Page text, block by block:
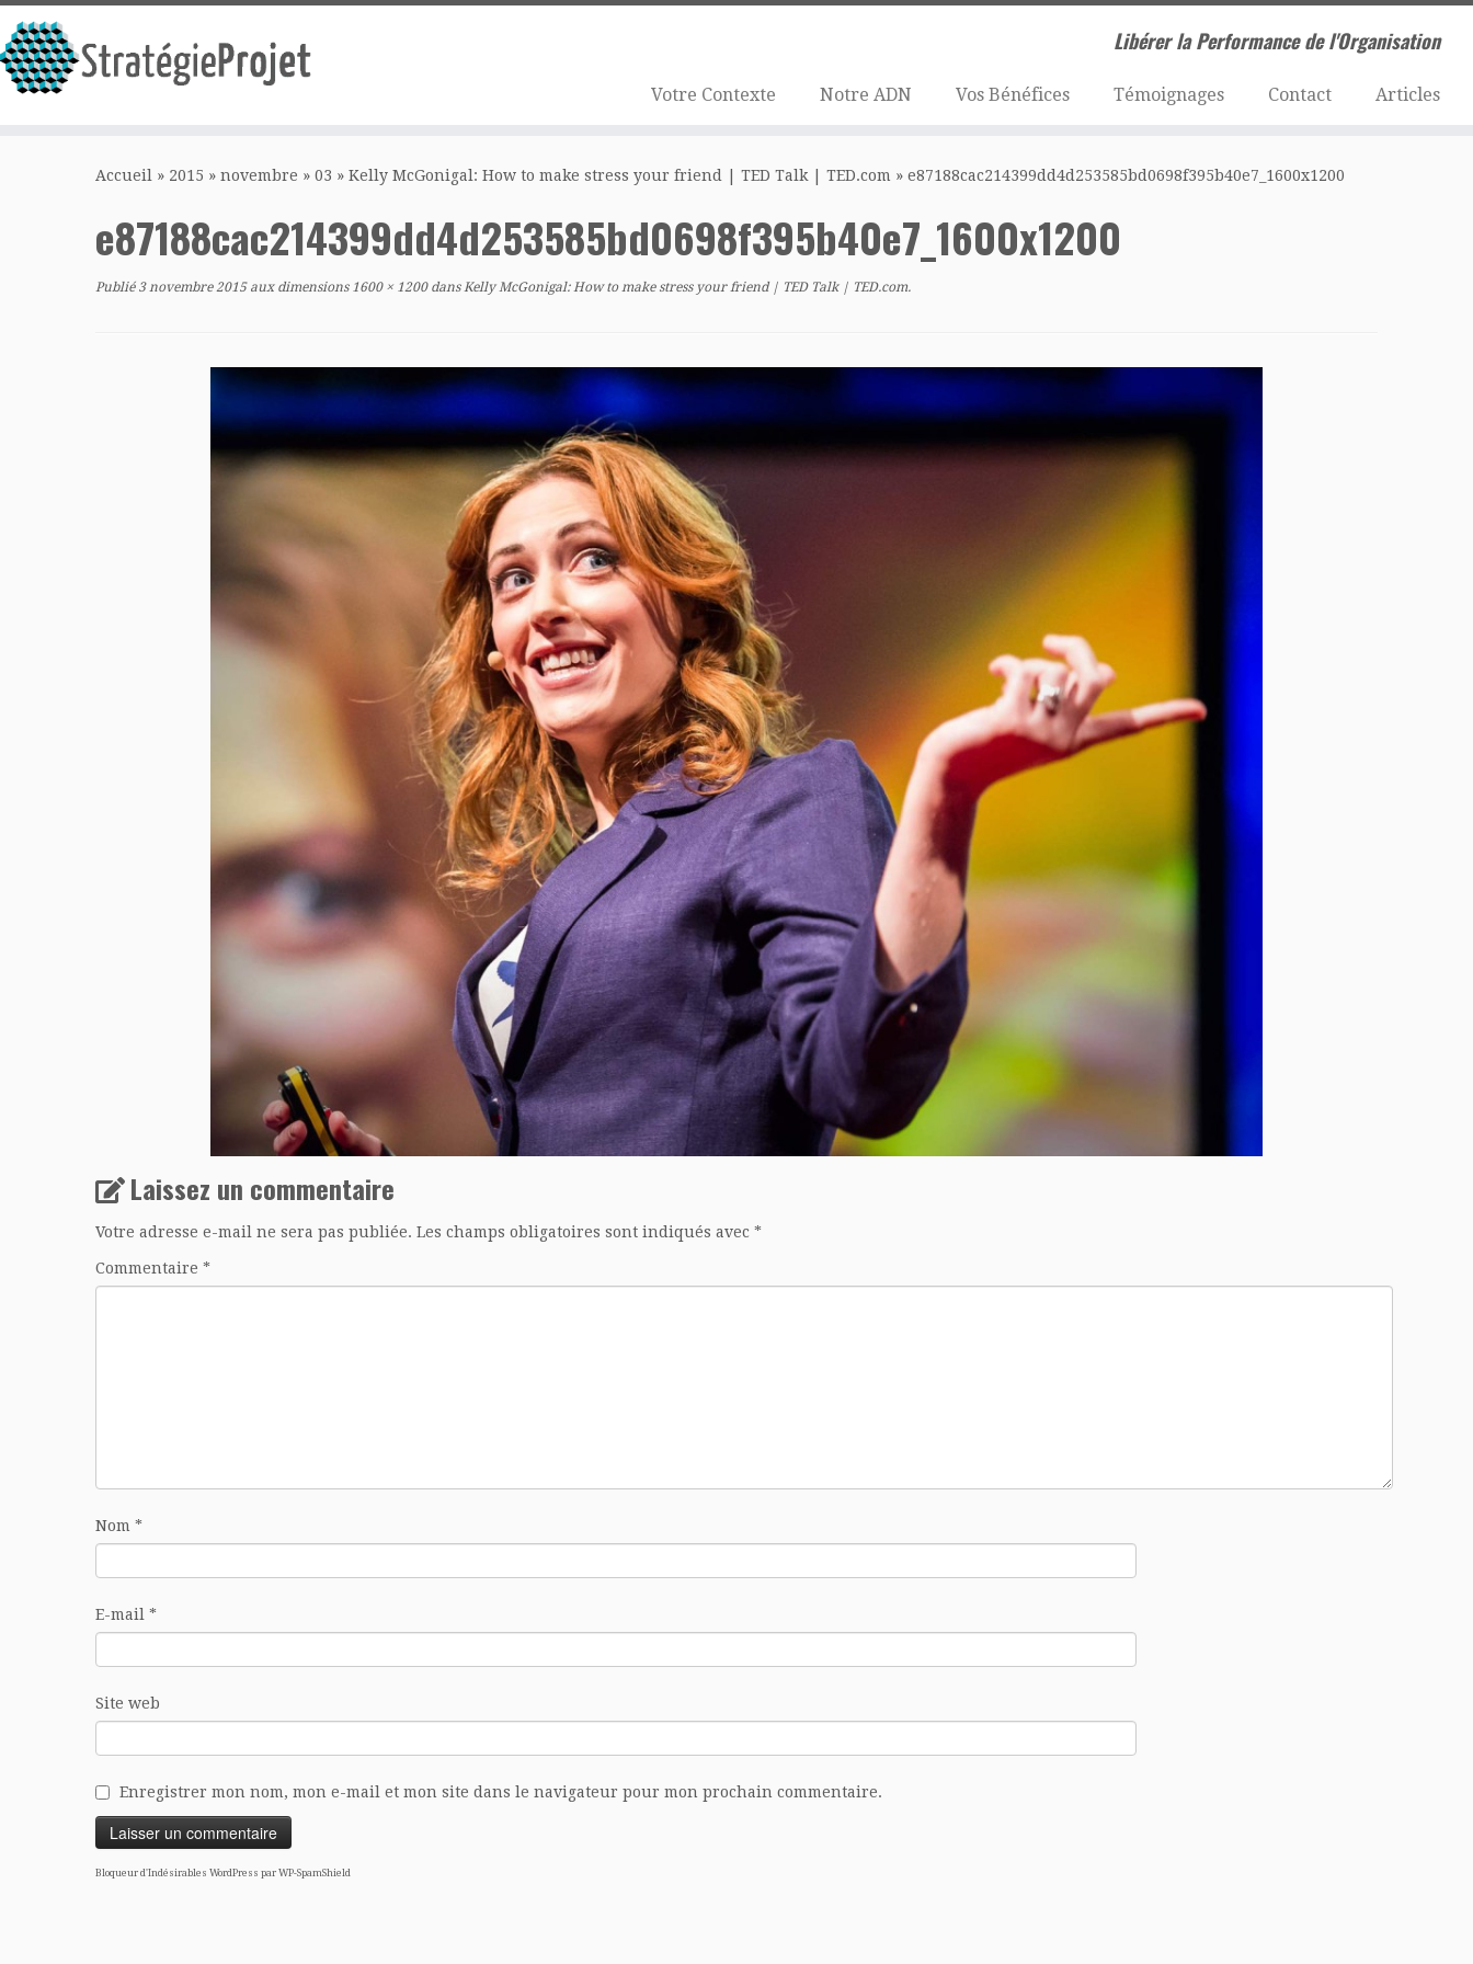
Libérer la Performance de l'Organisation
Votre Contexte Notre ADN Vos Bénéfices Témoignages Contact Articles
Accueil » 2015 » novembre » 03 » Kelly McGonigal: How to make stress your friend | TED Talk | TED.com » e87188cac214399dd4d253585bd0698f395b40e7_1600x1200
e87188cac214399dd4d253585bd0698f395b40e7_1600x1200
Publié 3 novembre 2015aux dimensions1600 × 1200dansKelly McGonigal: How to make stress your friend | TED Talk | TED.com.
Laissez un commentaire
Votre adresse e-mail ne sera pas publiée. Les champs obligatoires sont indiqués avec *
Commentaire *
Nom *
E-mail *
Site web
Enregistrer mon nom, mon e-mail et mon site dans le navigateur pour mon prochain commentaire.
Bloqueur d'Indésirables WordPress par WP-SpamShield